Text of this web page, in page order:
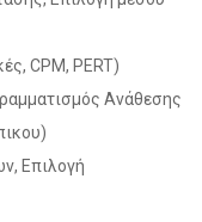
CPM, PERT)
Ανάθεσης
Επιλογή